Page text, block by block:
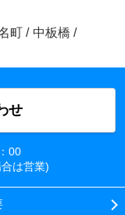
町 / 中板橋 /
せ
00
は営業)